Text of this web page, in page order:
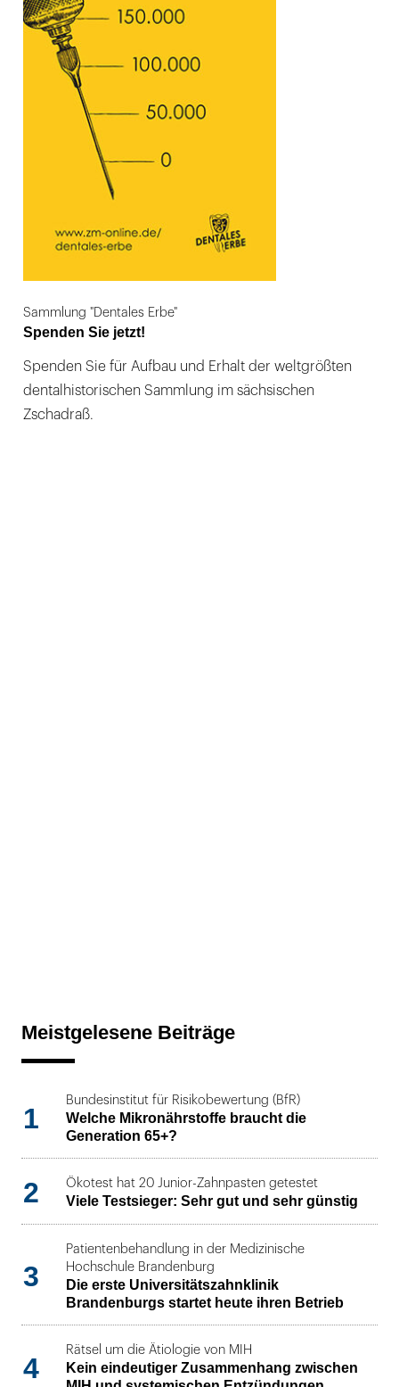
Sammlung "Dentales Erbe"
Spenden Sie jetzt!
Spenden Sie für Aufbau und Erhalt der weltgrößten
dentalhistorischen Sammlung im sächsischen
Zschadraß.
Meistgelesene Beiträge
1
Bundesinstitut für Risikobewertung (BfR)
Welche Mikronährstoffe braucht die
Generation 65+?
2 Ökotest hat 20 Junior-Zahnpasten getestet
Viele Testsieger: Sehr gut und sehr günstig
3
Patientenbehandlung in der Medizinische
Hochschule Brandenburg
Die erste Universitätszahnklinik
Brandenburgs startet heute ihren Betrieb
4
Rätsel um die Ätiologie von MIH
Kein eindeutiger Zusammenhang zwischen